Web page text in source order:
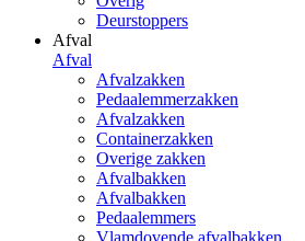
Deurstoppers
Afval
Afval
Afvalzakken
Pedaalemmerzakken
Afvalzakken
Containerzakken
Overige zakken
Afvalbakken
Afvalbakken
Pedaalemmers
Vlamdovende afvalbakken